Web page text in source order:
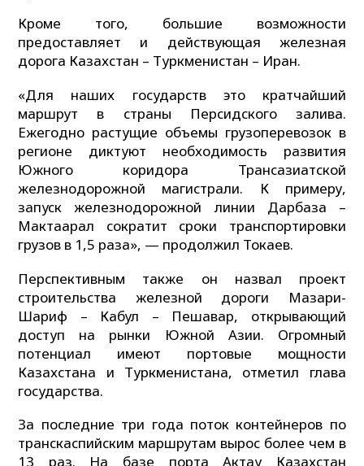
Кроме того, большие возможности
предоставляет и действующая железная
дорога Казахстан – Туркменистан – Иран.
«Для наших государств это кратчайший
маршрут в страны Персидского залива.
Ежегодно растущие объемы грузоперевозок в
регионе диктуют необходимость развития
Южного коридора Трансазиатской
железнодорожной магистрали. К примеру,
запуск железнодорожной линии Дарбаза –
Мактаарал сократит сроки транспортировки
грузов в 1,5 раза», — продолжил Токаев.
Перспективным также он назвал проект
строительства железной дороги Мазари-
Шариф – Кабул – Пешавар, открывающий
доступ на рынки Южной Азии. Огромный
потенциал имеют портовые мощности
Казахстана и Туркменистана, отметил глава
государства.
За последние три года поток контейнеров по
транскаспийским маршрутам вырос более чем в
13 раз. На базе порта Актау Казахстан